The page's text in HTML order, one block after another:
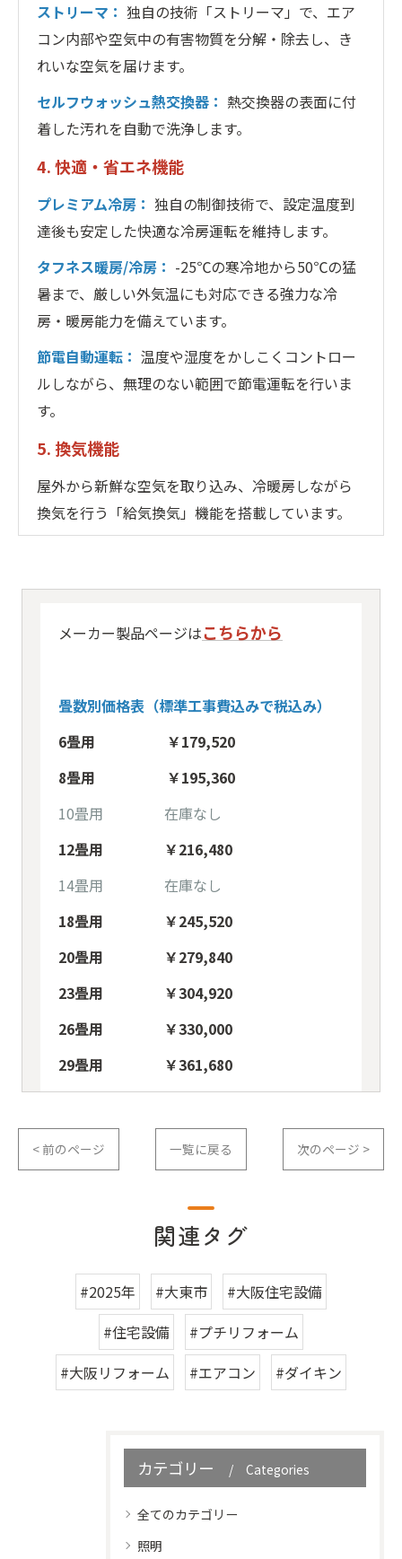
ストリーマ： 独自の技術「ストリーマ」で、エア
コン内部や空気中の有害物質を分解・除去し、き
れいな空気を届けます。
セルフウォッシュ熱交換器： 熱交換器の表面に付
着した汚れを自動で洗浄します。
4. 快適・省エネ機能
プレミアム冷房： 独自の制御技術で、設定温度到
達後も安定した快適な冷房運転を維持します。
タフネス暖房/冷房： -25℃の寒冷地から50℃の猛
暑まで、厳しい外気温にも対応できる強力な冷
房・暖房能力を備えています。
節電自動運転： 温度や湿度をかしこくコントロー
ルしながら、無理のない範囲で節電運転を行いま
す。
5. 換気機能
屋外から新鮮な空気を取り込み、冷暖房しながら
換気を行う「給気換気」機能を搭載しています。
メーカー製品ページはこちらから
畳数別価格表（標準工事費込みで税込み）
6畳用 ￥179,520
8畳用 ￥195,360
10畳用 在庫なし
12畳用 ￥216,480
14畳用 在庫なし
18畳用 ￥245,520
20畳用 ￥279,840
23畳用 ￥304,920
26畳用 ￥330,000
29畳用 ￥361,680
< 前のページ 一覧に戻る 次のページ >
関連タグ
#2025年 #大東市
#大阪住宅設備
#住宅設備
#プチリフォーム
#大阪リフォーム
#エアコン #ダイキン
カテゴリー Categories
全てのカテゴリー
照明